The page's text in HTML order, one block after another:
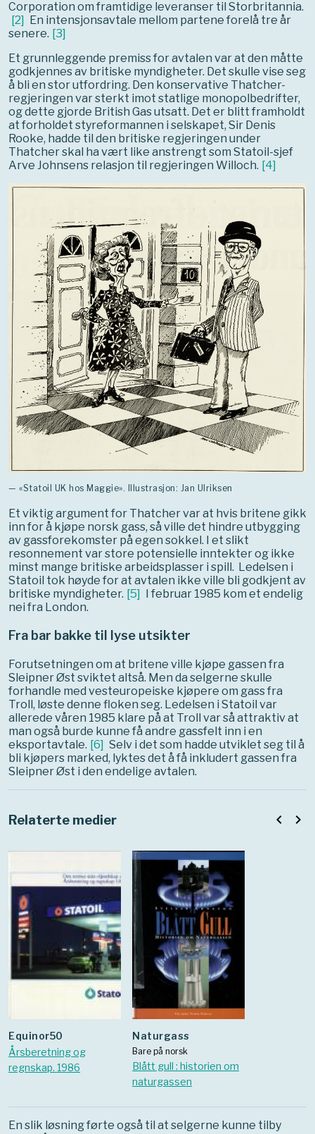
Corporation om framtidige leveranser til Storbritannia.
[2] En intensjonsavtale mellom partene forelå tre år
senere. [3]
Et grunnleggende premiss for avtalen var at den måtte
godkjennes av britiske myndigheter. Det skulle vise seg
å bli en stor utfordring. Den konservative Thatcher-
regjeringen var sterkt imot statlige monopolbedrifter,
og dette gjorde British Gas utsatt. Det er blitt framholdt
at forholdet styreformannen i selskapet, Sir Denis
Rooke, hadde til den britiske regjeringen under
Thatcher skal ha vært like anstrengt som Statoil-sjef
Arve Johnsens relasjon til regjeringen Willoch. [4]
— «Statoil UK hos Maggie». Illustrasjon: Jan Ulriksen
Et viktig argument for Thatcher var at hvis britene gikk
inn for å kjøpe norsk gass, så ville det hindre utbygging
av gassforekomster på egen sokkel. I et slikt
resonnement var store potensielle inntekter og ikke
minst mange britiske arbeidsplasser i spill. Ledelsen i
Statoil tok høyde for at avtalen ikke ville bli godkjent av
britiske myndigheter. [5] I februar 1985 kom et endelig
nei fra London.
Fra bar bakke til lyse utsikter
Forutsetningen om at britene ville kjøpe gassen fra
Sleipner Øst sviktet altså. Men da selgerne skulle
forhandle med vesteuropeiske kjøpere om gass fra
Troll, løste denne floken seg. Ledelsen i Statoil var
allerede våren 1985 klare på at Troll var så attraktiv at
man også burde kunne få andre gassfelt inn i en
eksportavtale. [6] Selv i det som hadde utviklet seg til å
bli kjøpers marked, lyktes det å få inkludert gassen fra
Sleipner Øst i den endelige avtalen.
Relaterte medier
equinor50
Årsberetning og
regnskap. 1986
Naturgass
Bare på norsk
Blått gull : historien om
naturgassen
navigate_before navigate_next
En slik løsning førte også til at selgerne kunne tilby